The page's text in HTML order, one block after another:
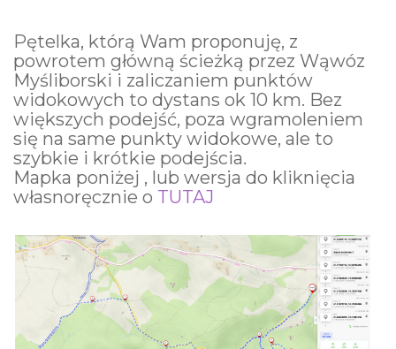
Pętelka, którą Wam proponuję, z
powrotem główną ścieżką przez Wąwóz
Myśliborski i zaliczaniem punktów
widokowych to dystans ok 10 km. Bez
większych podejść, poza wgramoleniem
się na same punkty widokowe, ale to
szybkie i krótkie podejścia.
Mapka poniżej , lub wersja do kliknięcia
własnoręcznie o TUTAJ